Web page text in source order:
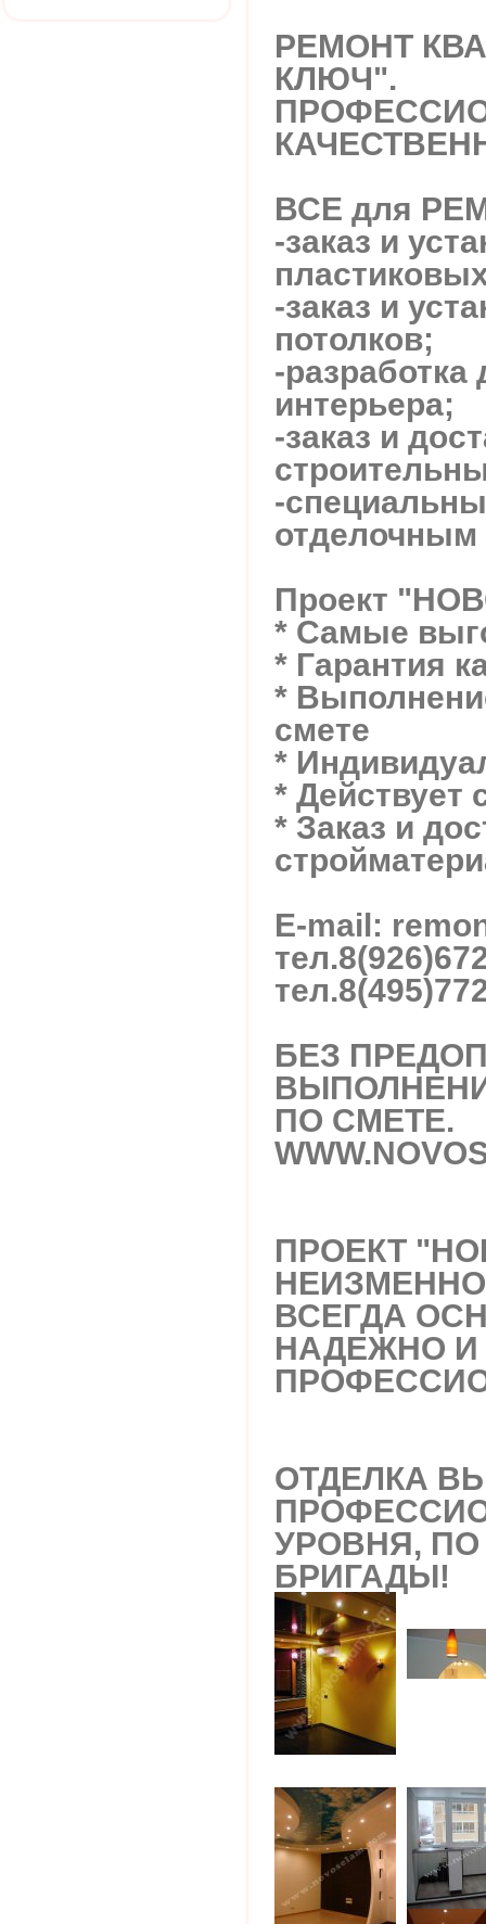
РЕМОНТ
КЛЮЧ".
ВСЕ для
-заказ и
-заказ и
потолков;
-разработка
интерьера;
-заказ и
-
отделочным
Проект
* Самые
* Гарантия
*
смете
*
* Действует
* Заказ и
E-mail:
тел.
тел.
БЕЗ
ПО СМЕТЕ.
ПРОЕКТ
ВСЕГДА
НАДЕЖНО И
ОТДЕЛКА
УРОВНЯ,
БРИГАДЫ!